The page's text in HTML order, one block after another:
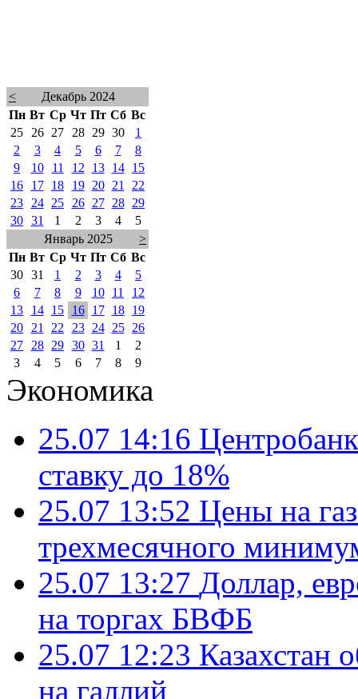
<
Декабрь 2024
Пн Вт Ср Чт Пт Сб Вс
25
26 27 28 29 30
1
2
3 4 5 6 7
8
9
10 11 12 13 14
15
16
17 18 19 20 21
22
23
24 25 26 27 28
29
30 31 1 2 3 4
5
Январь 2025
>
Пн Вт Ср Чт Пт Сб Вс
30 31 1 2 3 4
5
6
7 8 9 10 11
12
13
14 15 16 17 18
19
20
21 22 23 24 25
26
27
28 29 30 31 1
2
3
4 5 6 7 8 9
Экономика
25.07 14:16
ставку до 18%
25.07 13:52 Цены на
трехмесячного
25.07 13:27 Доллар,
на торгах БВФБ
25.07 12:23 Казахстан
на галлий